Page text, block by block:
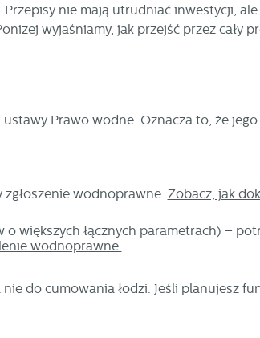
nie mają utrudniać inwestycji,
wyjaśniamy, jak przejść przez cały
Prawo wodne. Oznacza to, że
zgłoszenie wodnoprawne. Zobacz, jak
większych łącznych parametrach) –
wodnoprawne.
do cumowania łodzi. Jeśli planujesz